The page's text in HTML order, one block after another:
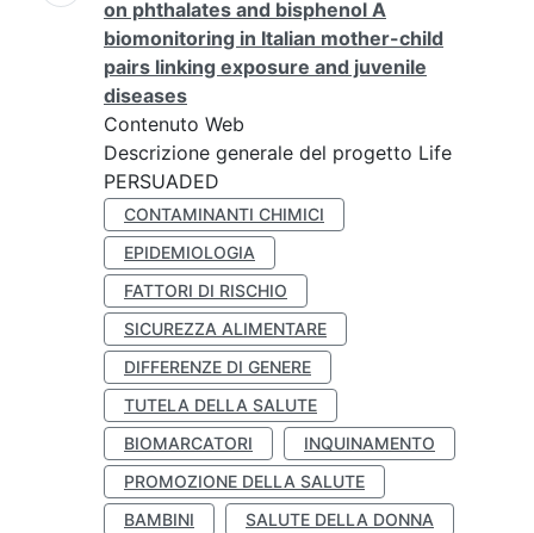
on phthalates and bisphenol A
biomonitoring in Italian mother-child
pairs linking exposure and juvenile
diseases
Contenuto Web
Descrizione generale del progetto Life
PERSUADED
CONTAMINANTI CHIMICI
EPIDEMIOLOGIA
FATTORI DI RISCHIO
SICUREZZA ALIMENTARE
DIFFERENZE DI GENERE
TUTELA DELLA SALUTE
BIOMARCATORI
INQUINAMENTO
PROMOZIONE DELLA SALUTE
BAMBINI
SALUTE DELLA DONNA